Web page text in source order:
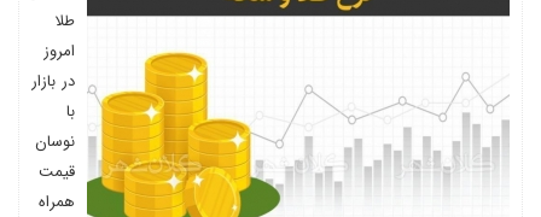
طلا
امروز
در بازار
با
نوسان
قیمت
همراه